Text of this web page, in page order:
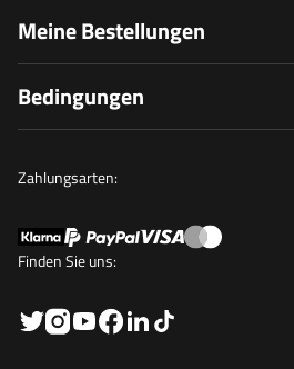
Meine Bestellungen
Bedingungen
Zahlungsarten:
Finden Sie uns: